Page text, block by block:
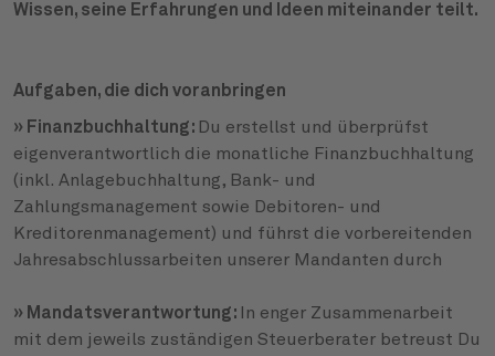
Wissen, seine Erfahrungen und Ideen miteinander teilt.
Aufgaben, die dich voranbringen
» Finanzbuchhaltung: Du erstellst und überprüfst
eigenverantwortlich die monatliche Finanzbuchhaltung
(inkl. Anlagebuchhaltung, Bank- und
Zahlungsmanagement sowie Debitoren- und
Kreditorenmanagement) und führst die vorbereitenden
Jahresabschlussarbeiten unserer Mandanten durch
» Mandatsverantwortung:
In enger Zusammenarbeit
mit dem jeweils zuständigen Steuerberater betreust Du